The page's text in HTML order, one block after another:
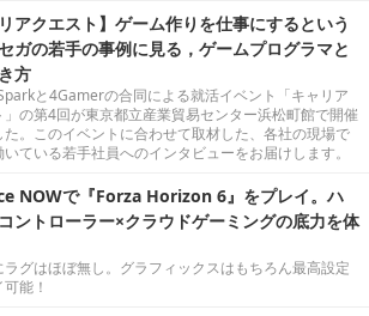
リアクエスト】ゲーム作りを仕事にするという
ガの若手の事例に見る，ゲームプログラマと
方
と4Gamerの合同による就活イベント「キャリア
」の第4回が東京都立産業貿易センター浜松町館で開催
た。このイベントに合わせて取材した、各社の現場で
ている若手社員へのインタビューをお届けします。
NOWで『Forza Horizon 6』をプレイ。ハ
ントローラー×クラウドゲーミングの底力を体
ラグはほぼ無し。グラフィックスはもちろん最高設定
能！